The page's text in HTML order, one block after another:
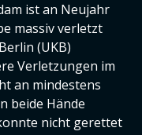
ist an Neujahr
massiv verletzt
(UKB)
Verletzungen im
an mindestens
beide Hände
nicht gerettet